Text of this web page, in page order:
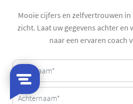
Mooie cijfers en zelfvertrouwen
zicht. Laat uw gegevens achter en
naar een ervaren coach